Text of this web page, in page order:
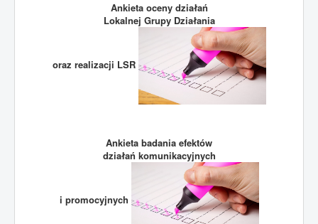
Ankieta oceny działań
Lokalnej Grupy Działania
oraz realizacji LSR
Ankieta badania efektów
działań komunikacyjnych
i promocyjnych